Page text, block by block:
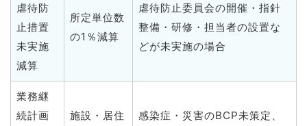
虐待防
止措置
未実施
減算
所定単位数
の1％減算
虐待防止委員会の開催・指針
整備・研修・担当者の設置な
どが未実施の場合
業務継
続計画
施設・居住
感染症・災害のBCP未策定、